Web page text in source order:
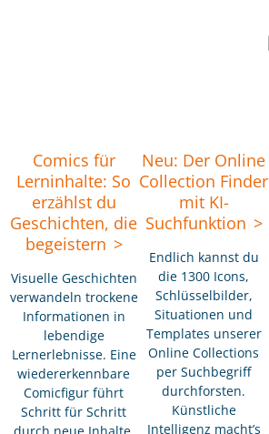
Comics für
Lerninhalte: So
erzählst du
Geschichten, die
begeistern
Visuelle Geschichten
verwandeln trockene
Informationen in
lebendige
Lernerlebnisse. Eine
wiedererkennbare
Comicfigur führt
Schritt für Schritt
Neu: Der Online
Collection Finder
mit KI-
Suchfunktion
Endlich kannst du
die 1300 Icons,
Schlüsselbilder,
Situationen und
Templates unserer
Online Collections
per Suchbegriff
durchforsten.
Künstliche
Intelligenz macht’s